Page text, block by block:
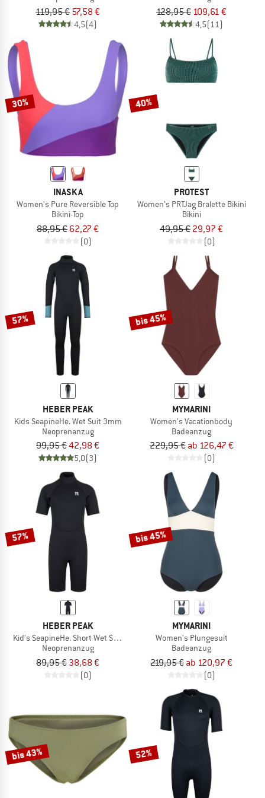
119,95 € 57,58 €
4,5(4)
128,95 € 109,61 €
4,5(11)
30%
INASKA
Women's Pure Reversible Top
Bikini-Top
88,95 € 62,27 €
(0)
40%
PROTEST
Women's PRTJag Bralette Bikini
Bikini
49,95 € 29,97 €
(0)
57%
HEBER PEAK
Kids SeapineHe. Wet Suit 3mm
Neoprenanzug
99,95 €42,98 €
5,0(3)
bis 45%
MYMARINI
Women's Vacationbody
Badeanzug
229,95 € ab 126,47 €
(0)
57%
HEBER PEAK
Kid's SeapineHe. Short Wet Suit 3mm
Neoprenanzug
89,95 € 38,68 €
(0)
bis 45%
MYMARINI
Women's Plungesuit
Badeanzug
219,95 € ab 120,97 €
(0)
bis 43% 52%